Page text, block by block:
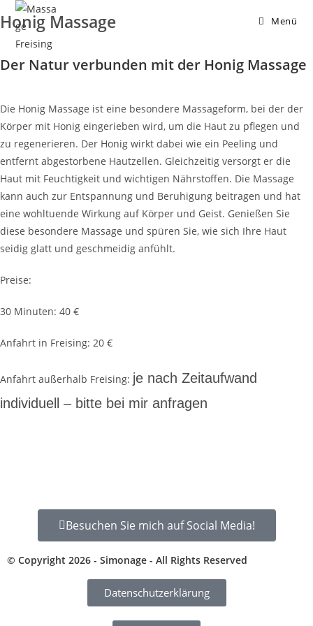
Menü
Honig Massage
Der Natur verbunden mit der Honig Massage
Die Honig Massage ist eine besondere Massageform, bei der der
Körper mit Honig eingerieben wird, um die Haut zu pflegen und
zu regenerieren. Der Honig wirkt dabei wie ein Peeling und
entfernt abgestorbene Hautzellen. Gleichzeitig versorgt er die
Haut mit Feuchtigkeit und wichtigen Nährstoffen. Die Massage
kann auch zur Entspannung und Beruhigung beitragen und hat
eine wohltuende Wirkung auf Körper und Geist. Genießen Sie
diese besondere Massage und spüren Sie, wie sich Ihre Haut
seidig glatt und geschmeidig anfühlt.
Preise:
30 Minuten: 40 €
Anfahrt in Freising: 20 €
Anfahrt außerhalb Freising: je nach Zeitaufwand
individuell – bitte bei mir anfragen
Besuchen Sie mich auf Social Media!
© Copyright 2026 - Simonage - All Rights Reserved
Datenschutzerklärung